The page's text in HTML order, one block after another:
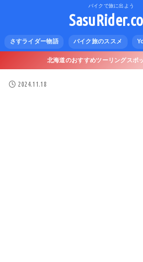
バイクで旅に出よう
さすライダー物語 バイク旅のススメ
北海道のおすすめツーリングスポ
2024.11.18